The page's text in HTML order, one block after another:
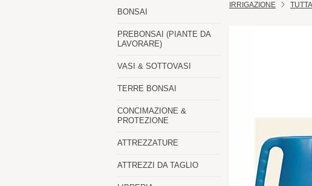
BONSAI
PREBONSAI (PIANTE DA
LAVORARE)
VASI & SOTTOVASI
TERRE BONSAI
CONCIMAZIONE &
PROTEZIONE
ATTREZZATURE
ATTREZZI DA TAGLIO
IRRIGAZIONE